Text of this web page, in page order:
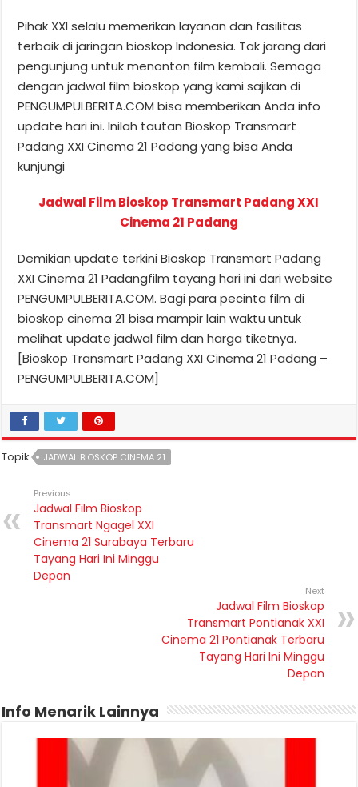
Pihak XXI selalu memerikan layanan dan fasilitas
terbaik di jaringan bioskop Indonesia. Tak jarang dari
pengunjung untuk menonton film kembali. Semoga
dengan jadwal film bioskop yang kami sajikan di
PENGUMPULBERITA.COM bisa memberikan Anda info
update hari ini. Inilah tautan Bioskop Transmart
Padang XXI Cinema 21 Padang yang bisa Anda
kunjungi
Jadwal Film Bioskop Transmart Padang XXI
Cinema 21 Padang
Demikian update terkini Bioskop Transmart Padang
XXI Cinema 21 Padangfilm tayang hari ini dari website
PENGUMPULBERITA.COM. Bagi para pecinta film di
bioskop cinema 21 bisa mampir lain waktu untuk
melihat update jadwal film dan harga tiketnya.
[Bioskop Transmart Padang XXI Cinema 21 Padang –
PENGUMPULBERITA.COM]
Topik JADWAL BIOSKOP CINEMA 21
Previous
Jadwal Film Bioskop
Transmart Ngagel XXI
Cinema 21 Surabaya Terbaru
Tayang Hari Ini Minggu
Depan
Next
Jadwal Film Bioskop
Transmart Pontianak XXI
Cinema 21 Pontianak Terbaru
Tayang Hari Ini Minggu
Depan
Info Menarik Lainnya